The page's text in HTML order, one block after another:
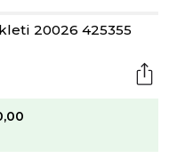
20026 425355